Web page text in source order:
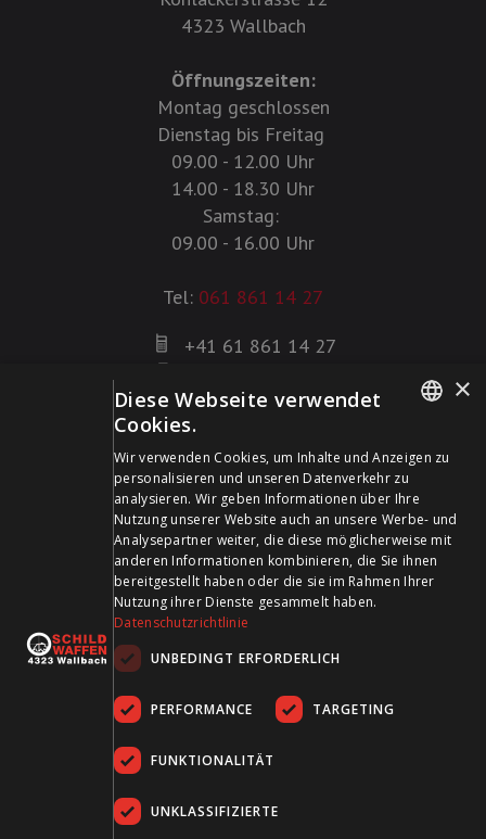
4323 Wallbach
Öffnungszeiten:
Montag geschlossen
Dienstag bis Freitag
09.00 - 12.00 Uhr
14.00 - 18.30 Uhr
Samstag:
09.00 - 16.00 Uhr
Tel: 061 861 14 27
+41 61 861 14 27
info@schildwaffen.ch
Zahlungsmittel
Besuchen Sie uns in den Sozialen Medien und bleiben Sie
auf dem Laufenden!
FRENCH
×
Diese Webseite verwendet
Cookies.
Wir verwenden Cookies, um Inhalte und Anzeigen zu
personalisieren und unseren Datenverkehr zu
analysieren. Wir geben Informationen über Ihre
Nutzung unserer Website auch an unsere Werbe- und
Analysepartner weiter, die diese möglicherweise mit
anderen Informationen kombinieren, die Sie ihnen
bereitgestellt haben oder die sie im Rahmen Ihrer
Nutzung ihrer Dienste gesammelt haben.
Datenschutzrichtlinie
UNBEDINGT ERFORDERLICH
PERFORMANCE TARGETING
FUNKTIONALITÄT
UNKLASSIFIZIERTE